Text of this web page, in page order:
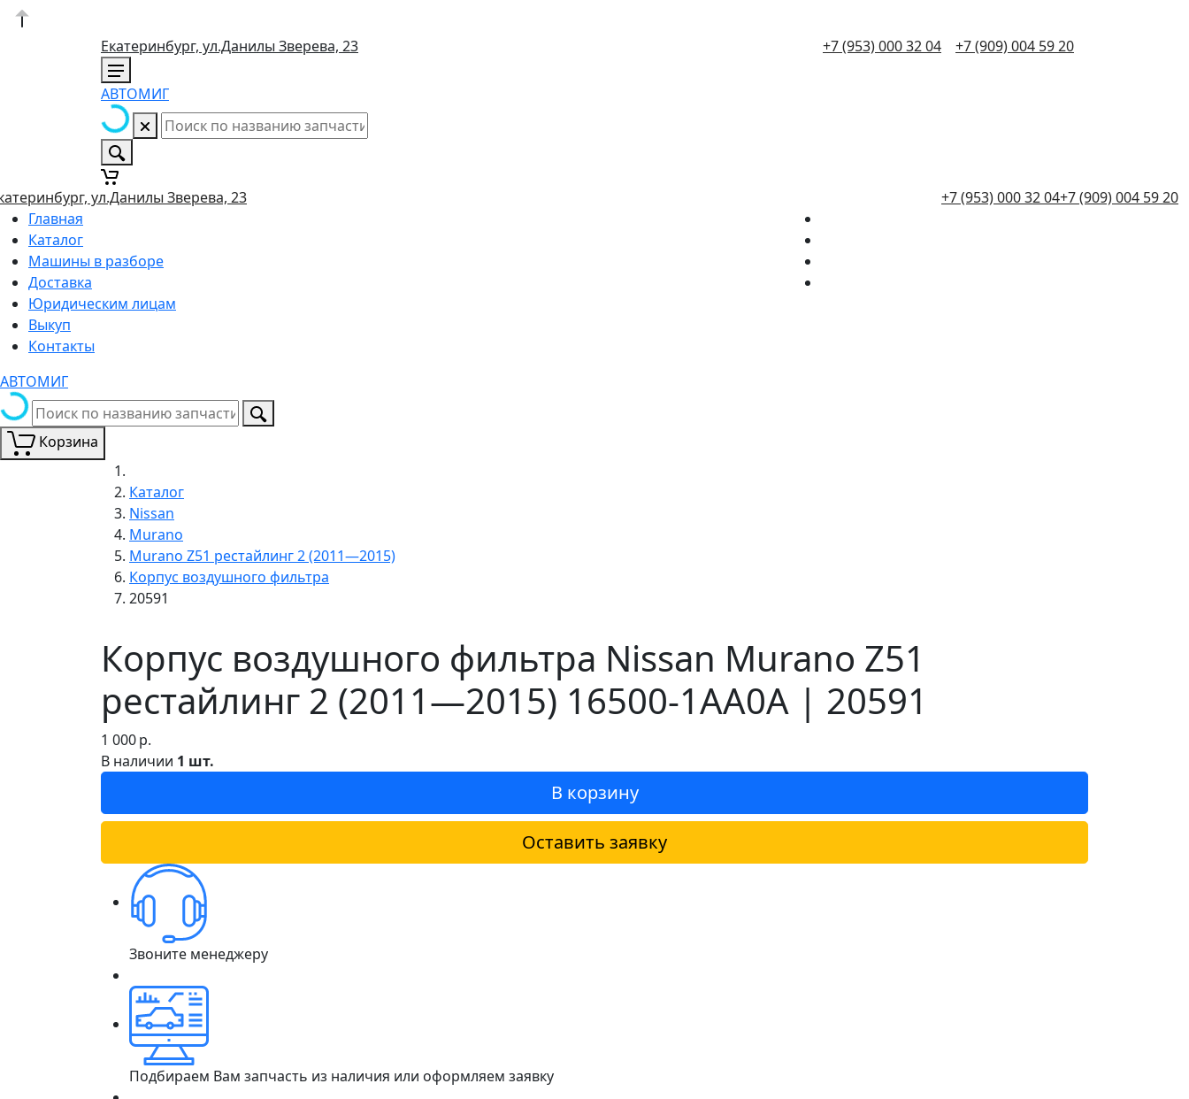
Екатеринбург, ул.Данилы Зверева, 23 +7 (953) 000 32 04 +7 (909) 004 59 20
АВТОМИГ
ул.Данилы Зверева, 23 +7 (953) 000 32 04+7 (909) 004 59 20
Главная
Каталог
Машины в разборе
Доставка
Юридическим лицам
Выкуп
Контакты
АВТОМИГ
Корзина
Каталог
Nissan
Murano
Murano Z51 рестайлинг 2 (2011—2015)
Корпус воздушного фильтра
20591
Корпус воздушного фильтра Nissan Murano Z51
рестайлинг 2 (2011—2015) 16500-1AA0A | 20591
1 000р.
В наличии 1 шт.
В корзину
Оставить заявку
Звоните менеджеру
Подбираем Вам запчасть из наличия или оформляем заявку